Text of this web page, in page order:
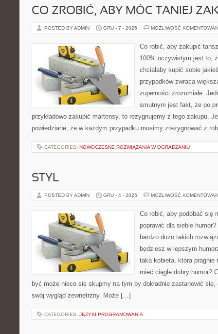
CO ZROBIĆ, ABY MÓC TANIEJ
POSTED BY ADMIN GRU - 7 - 2025 MOŻLIWOŚĆ
Co robić, aby zakupić
100% oczywistym jest to,
chciałaby kupić sobie
przypadków zwraca
zupełności zrozumiałe.
smutnym jest fakt, że po
przykładowo zakupić martensy, to rezygnujemy z tego zakupu.
powiedziane, że w każdym przypadku musimy zrezygnować z
CATEGORIES: NOWOCZESNE ROZWIĄZANIA W OGRADZANIU
STYL
POSTED BY ADMIN GRU - 4 - 2025 MOŻLIWOŚĆ
Co robić, aby podobać się
poprawić dla siebie
bardzo dużo takich
będziesz w lepszym
taka kobieta, która pragnie
mieć ciągle dobry humor?
być może nieco się skupmy na tym by dokładnie zastanowić
swój wygląd zewnętrzny. Może […]
CATEGORIES: JĘZYKI PROGRAMOWANIA